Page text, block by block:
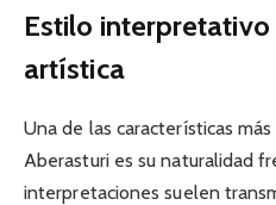
Estilo
artística
Una de las características
Aberasturi es su naturalidad
interpretaciones suelen